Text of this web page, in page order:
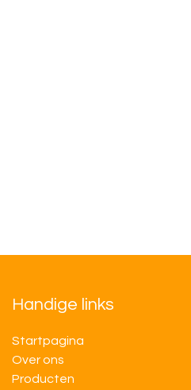
Handige links
Startpagina
Over ons
Producten